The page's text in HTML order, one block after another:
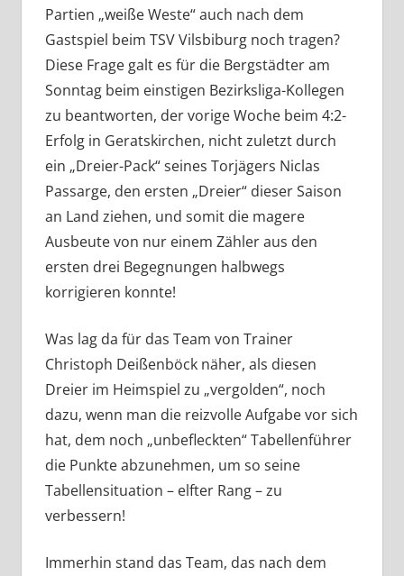
Partien „weiße Weste“ auch nach dem
Gastspiel beim TSV Vilsbiburg noch tragen?
Diese Frage galt es für die Bergstädter am
Sonntag beim einstigen Bezirksliga-Kollegen
zu beantworten, der vorige Woche beim 4:2-
Erfolg in Geratskirchen, nicht zuletzt durch
ein „Dreier-Pack“ seines Torjägers Niclas
Passarge, den ersten „Dreier“ dieser Saison
an Land ziehen, und somit die magere
Ausbeute von nur einem Zähler aus den
ersten drei Begegnungen halbwegs
korrigieren konnte!
Was lag da für das Team von Trainer
Christoph Deißenböck näher, als diesen
Dreier im Heimspiel zu „vergolden“, noch
dazu, wenn man die reizvolle Aufgabe vor sich
hat, dem noch „unbefleckten“ Tabellenführer
die Punkte abzunehmen, um so seine
Tabellensituation – elfter Rang – zu
verbessern!
Immerhin stand das Team, das nach dem